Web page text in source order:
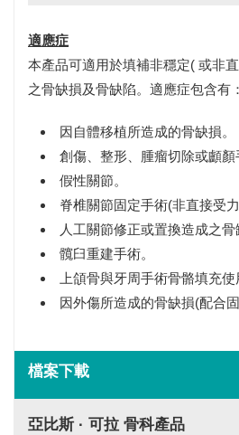
適應症
本產品可適用於填補非穩定( 或非
之骨缺損及骨缺陷。適應症包含有：
因自體移植所造成的骨缺損。
創傷、整形、腫瘤切除或顱顏
假性關節。
脊椎關節固定手術(非直接受力
人工關節修正或置換造成之骨
髖臼重建手術。
上頜骨與牙周手術骨骼填充使
因外傷所造成的骨缺損(配合固
檔案下載
亞比斯 · 可拉 骨科產品